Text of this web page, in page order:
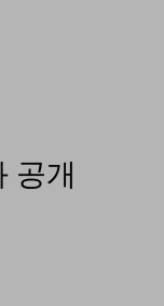
공개